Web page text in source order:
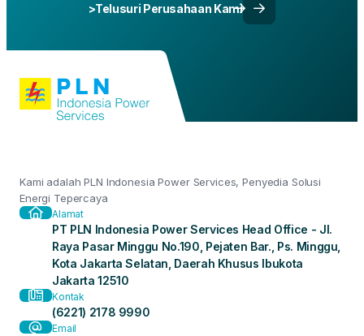
>Telusuri Perusahaan Kami
Kami adalah PLN Indonesia Power Services, Penyedia Solusi
Energi Tepercaya
Alamat
PT PLN Indonesia Power Services Head Office - Jl.
Raya Pasar Minggu No.190, Pejaten Bar., Ps. Minggu,
Kota Jakarta Selatan, Daerah Khusus Ibukota
Jakarta 12510
Kontak
(6221) 2178 9990
Email